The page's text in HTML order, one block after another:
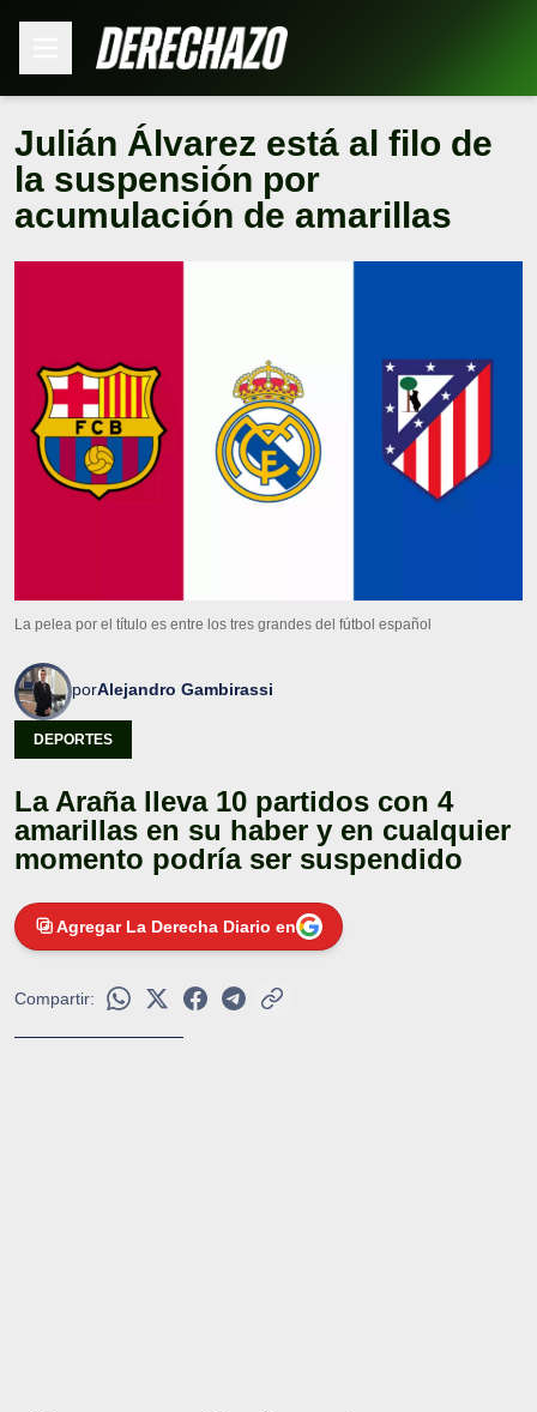
Julián Álvarez está al filo de
la suspensión por
acumulación de amarillas
La pelea por el título es entre los tres grandes del fútbol español
porAlejandro Gambirassi
DEPORTES
La Araña lleva 10 partidos con 4
amarillas en su haber y en cualquier
momento podría ser suspendido
Agregar La Derecha Diario en
Compartir: